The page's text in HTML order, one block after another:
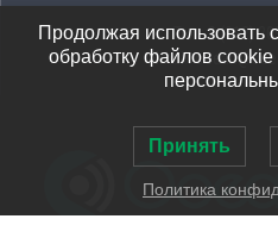
Тел.: 8 (812)
Email:
Продолжая использовать
обработку файлов cookie
Принять
Политика